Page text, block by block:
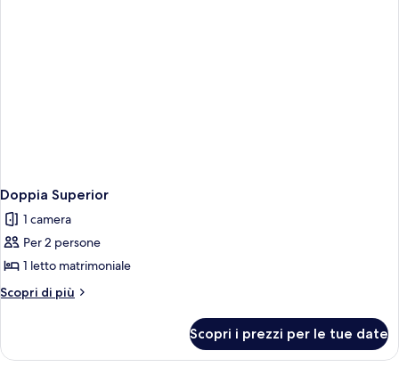
Doppia Superior
1 camera
Per 2 persone
1 letto matrimoniale
Scopri di più
Altri
Superior
Scopri i prezzi per le tue date